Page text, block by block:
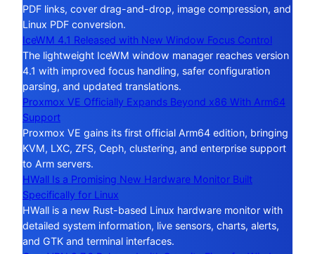
PDF links, cover drag-and-drop, image compression, and
Linux PDF conversion.
IceWM 4.1 Released with New Window Focus Control
The lightweight IceWM window manager reaches version
4.1 with improved focus handling, safer configuration
parsing, and updated translations.
Proxmox VE Officially Expands Beyond x86 With Arm64
Support
Proxmox VE gains its first official Arm64 edition, bringing
KVM, LXC, ZFS, Ceph, clustering, and enterprise support
to Arm servers.
HWall Is a Promising New Hardware Monitor Built
Specifically for Linux
HWall is a new Rust-based Linux hardware monitor with
detailed system information, live sensors, charts, alerts,
and GTK and terminal interfaces.